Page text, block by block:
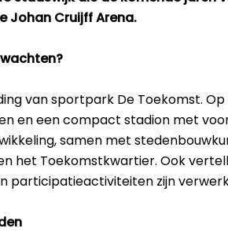
Johan Cruijff Arena.
van sportpark De Toekomst.
en een compact stadion met
samen met
het Toekomstkwartier. Ook
participatieactiviteiten zijn